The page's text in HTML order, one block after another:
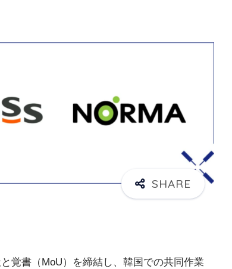
覚書（MoU）を締結し、韓国での共同作業